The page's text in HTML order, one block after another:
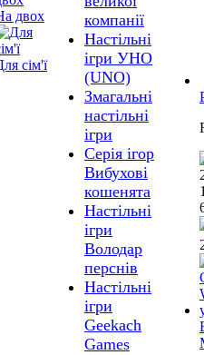
двох
сім'ї
компанії
Настільні
ігри УНО
(UNO)
Змагальні
настільні
ігри
Серія ігор
Вибухові
кошенята
Настільні
ігри
Володар
перснів
Настільні
ігри
Geekach
Games